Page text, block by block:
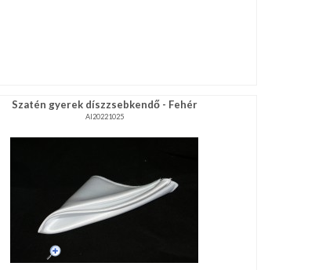
Szatén gyerek díszzsebkendő - Fehér
AI20221025